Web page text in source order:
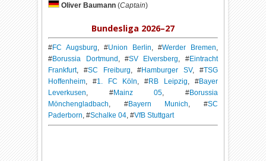
Oliver Baumann (Captain)
Bundesliga 2026–27
#FC Augsburg, #Union Berlin, #Werder Bremen,
#Borussia Dortmund , #SV Elversberg, #Eintracht
Frankfurt, #SC Freiburg, #Hamburger SV, #TSG
Hoffenheim, #1. FC Köln, #RB Leipzig, #Bayer
Leverkusen, #Mainz 05, #Borussia
Mönchengladbach, #Bayern Munich, #SC
Paderborn, #Schalke 04, #VfB Stuttgart